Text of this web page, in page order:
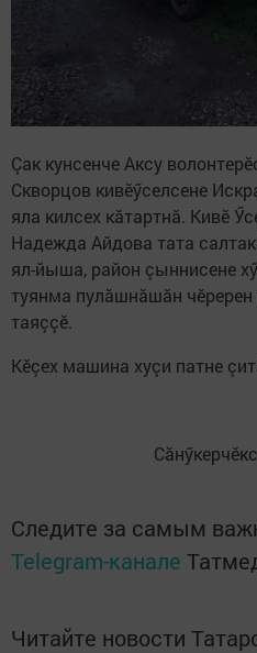
Çак кунсенче Аксу
Скворцов кивӗӳселсене
яла килсех кăтартнă. Кивӗ
Надежда Айдова тата
ял-йыша, район çыннисене
туянма пулăшнăшăн чӗререн
таяççӗ.
Кӗçех машина хуçи патне
Следите за самым
Telegram-канале
Читайте новости